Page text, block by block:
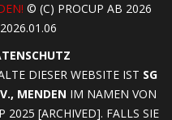
© (C) PROCUP AB 2026
DIESER WEBSITE IST SG
MENDEN IM NAMEN VON
2025 [ARCHIVED]. FALLS SIE